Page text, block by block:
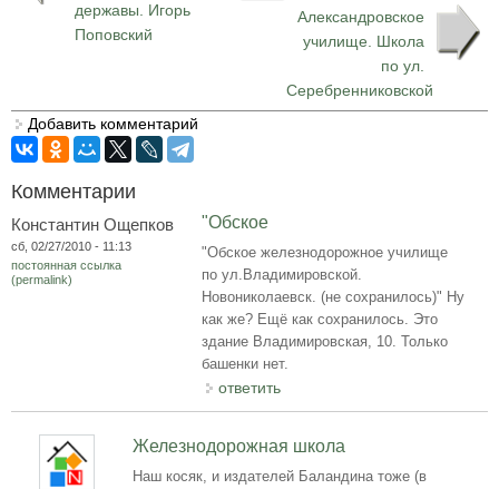
державы. Игорь
Поповский
Александровское
училище. Школа
по ул.
Серебренниковской
Добавить комментарий
Комментарии
Константин Ощепков
сб, 02/27/2010 - 11:13
постоянная ссылка
(permalink)
"Обское
"Обское железнодорожное училище
по ул.Владимировской.
Новониколаевск. (не сохранилось)" Ну
как же? Ещё как сохранилось. Это
здание Владимировская, 10. Только
башенки нет.
ответить
Железнодорожная школа
Наш косяк, и издателей Баландина тоже (в